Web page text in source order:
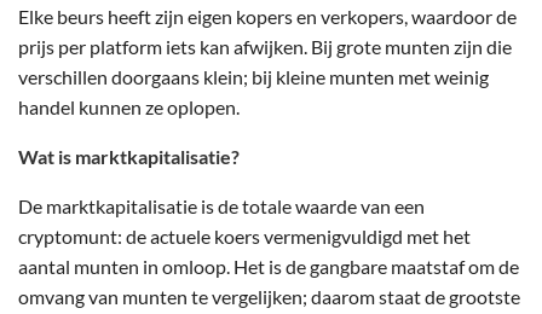
Elke beurs heeft zijn eigen kopers en verkopers, waardoor de
prijs per platform iets kan afwijken. Bij grote munten zijn die
verschillen doorgaans klein; bij kleine munten met weinig
handel kunnen ze oplopen.
Wat is marktkapitalisatie?
De marktkapitalisatie is de totale waarde van een
cryptomunt: de actuele koers vermenigvuldigd met het
aantal munten in omloop. Het is de gangbare maatstaf om de
omvang van munten te vergelijken; daarom staat de grootste